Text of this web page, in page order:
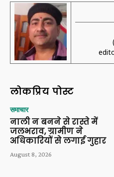
लोकप्रिय पोस्ट
समाचार
नाली न बनने से रास्ते में
जलभराव, ग्रामीण ने
अधिकारियों से लगाई गुहार
August 8, 2026